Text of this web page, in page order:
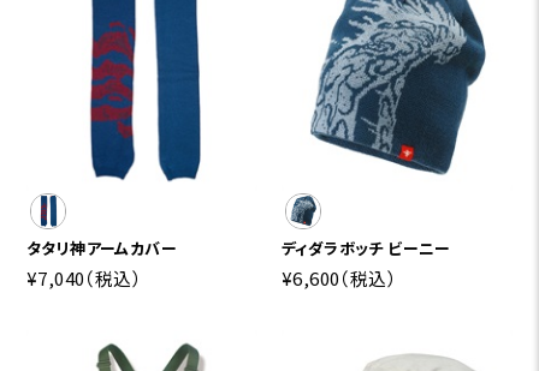
タタリ神アームカバー
¥7,040（税込）
ディダラボッチ ビーニー
¥6,600（税込）